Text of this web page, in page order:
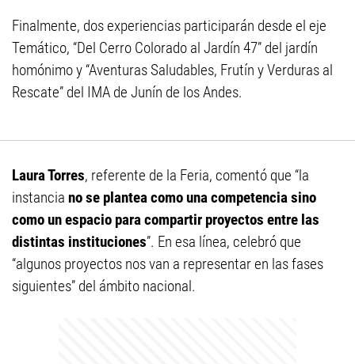
Finalmente, dos experiencias participarán desde el eje
Temático, “Del Cerro Colorado al Jardín 47” del jardín
homónimo y “Aventuras Saludables, Frutín y Verduras al
Rescate” del IMA de Junín de los Andes.
Laura Torres, referente de la Feria, comentó que “la
instancia no se plantea como una competencia sino
como un espacio para compartir proyectos entre las
distintas instituciones”. En esa línea, celebró que
“algunos proyectos nos van a representar en las fases
siguientes” del ámbito nacional.